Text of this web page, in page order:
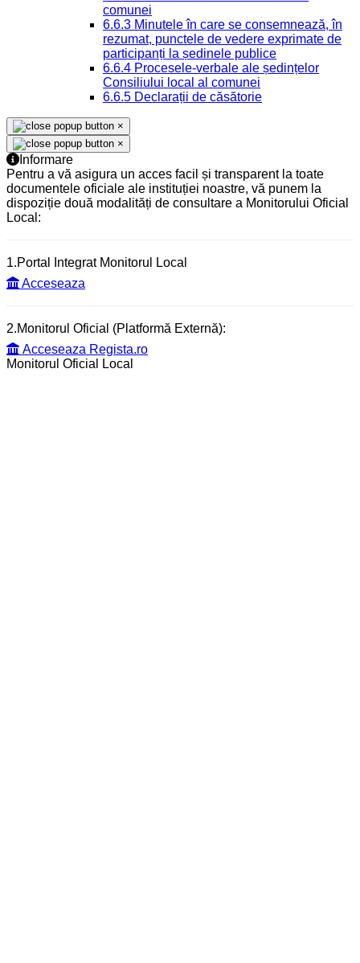
comunei
6.6.3 Minutele în care se consemnează, în
rezumat, punctele de vedere exprimate de
participanți la ședinele publice
6.6.4 Procesele-verbale ale ședințelor
Consiliului local al comunei
6.6.5 Declarații de căsătorie
×
×
Informare
Pentru a vă asigura un acces facil și transparent la toate
documentele oficiale ale instituției noastre, vă punem la
dispoziție două modalități de consultare a Monitorului Oficial
Local:
1.Portal Integrat Monitorul Local
Acceseaza
2.Monitorul Oficial (Platformă Externă):
Acceseaza Regista.ro
Monitorul Oficial Local